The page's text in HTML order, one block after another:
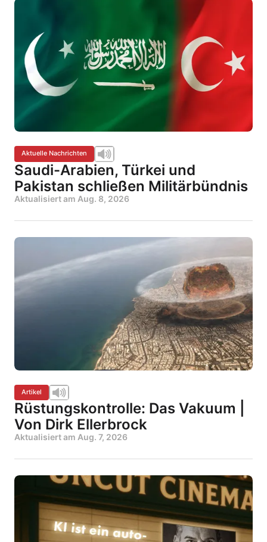
Aktuelle Nachrichten
Saudi-Arabien, Türkei und
Pakistan schließen Militärbündnis
Aktualisiert am Aug. 8, 2026
Artikel
Rüstungskontrolle: Das Vakuum |
Von Dirk Ellerbrock
Aktualisiert am Aug. 7, 2026